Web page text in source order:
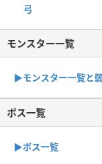
弓
モンスター一覧
▶︎モンスター一覧と
ボス一覧
▶︎ボス一覧